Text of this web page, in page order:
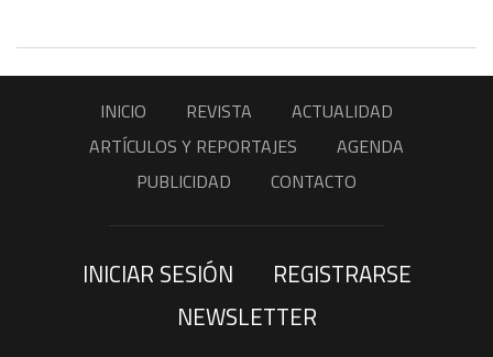
INICIO REVISTA
ACTUALIDAD
ARTÍCULOS Y REPORTAJES
AGENDA
PUBLICIDAD
CONTACTO
INICIAR SESIÓN
REGISTRARSE
NEWSLETTER